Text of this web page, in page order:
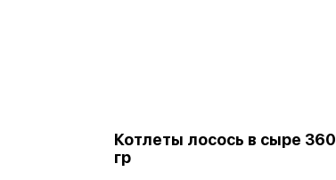
Котлеты лосось в сыре 360
гр